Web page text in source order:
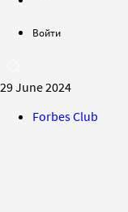
Войти
29 June 2024
Forbes Club